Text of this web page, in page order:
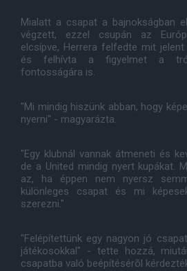
Mialatt a csapat a bajnokságban
végzett, ezzel csupán az
elcsípve, Herrera felfedte mit
és felhívta a figyelmet a
fontosságára is.
"Mi mindig hiszünk abban, hogy
nyerni" - magyarázta.
"Egy klubnál vannak átmeneti és
de a United mindig nyert kupákat.
az, ha éppen nem nyersz
különleges csapat és mi
szerezni."
"Felépítettünk egy nagyon jó
játékosokkal" - tette hozzá,
csapatba való beépítésérõl